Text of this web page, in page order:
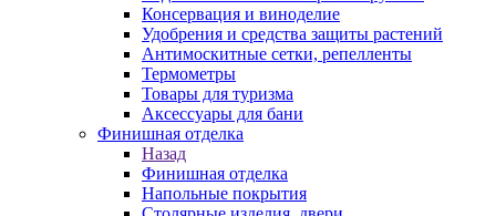
Консервация и виноделие
Удобрения и средства защиты растений
Антимоскитные сетки, репелленты
Термометры
Товары для туризма
Аксессуары для бани
Финишная отделка
Назад
Финишная отделка
Напольные покрытия